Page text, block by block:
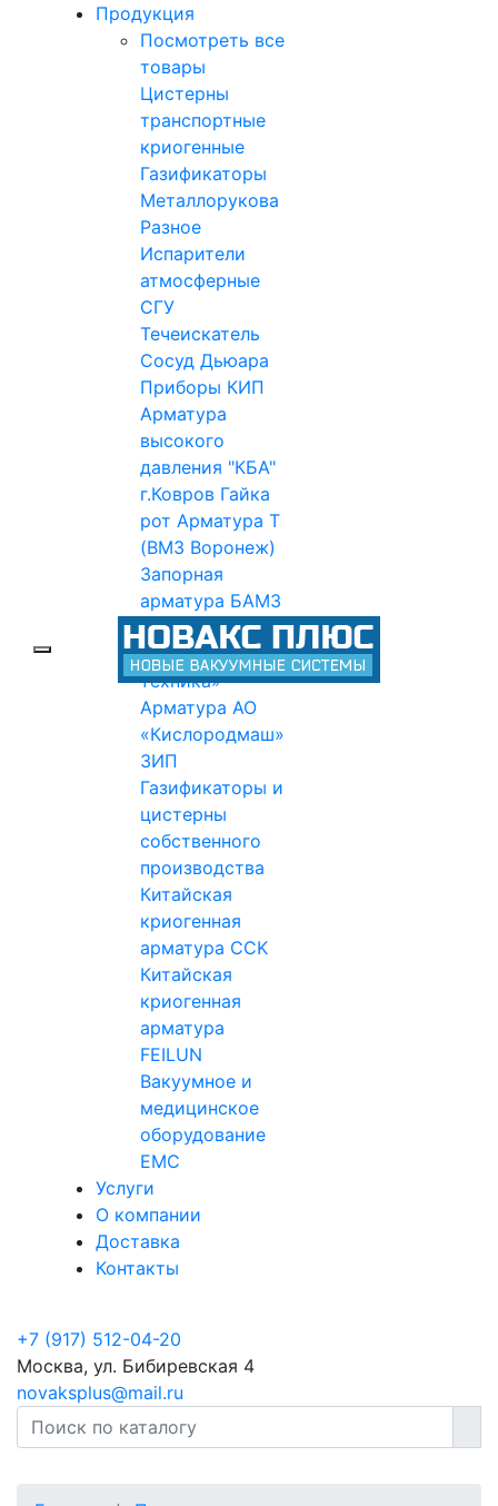
Продукция
Посмотреть все
товары
Цистерны
транспортные
криогенные
Газификаторы
Металлорукова
Разное
Испарители
атмосферные
СГУ
Течеискатель
Сосуд Дьюара
Приборы КИП
Арматура
высокого
давления "КБА"
г.Ковров Гайка
рот Арматура Т
(ВМЗ Воронеж)
Запорная
арматура БАМЗ
Арматура НТК
«Криогенная
техника»
Арматура АО
«Кислородмаш»
ЗИП
Газификаторы и
цистерны
собственного
производства
Китайская
криогенная
арматура CCK
Китайская
криогенная
арматура
FEILUN
Вакуумное и
медицинское
оборудование
EMC
Услуги
О компании
Доставка
Контакты
+7 (917) 512-04-20
Москва, ул. Бибиревская 4
novaksplus@mail.ru